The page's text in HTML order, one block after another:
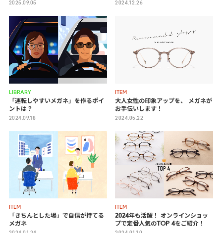
2025.09.05 2024.12.26
LIBRARY
「運転しやすいメガネ」を作るポイ
ントは？
2024.09.18
ITEM
大人女性の印象アップを、
メガネが
お手伝いします！
2024.05.22
ITEM
「きちんとした場」で自信が持てる
メガネ
ITEM
2024年も活躍！ オンラインショッ
プで定番人気のTOP 4をご紹介！